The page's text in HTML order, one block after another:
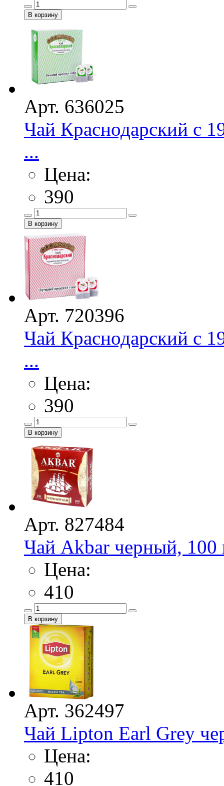
Арт. 636025
Чай Краснодарский с
...
Цена:
390
Арт. 720396
Чай Краснодарский с
...
Цена:
390
Арт. 827484
Чай Akbar черный, 100
Цена:
410
Арт. 362497
Чай Lipton Earl Grey
Цена:
410